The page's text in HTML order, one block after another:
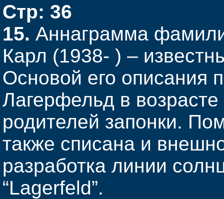
Стр: 36
15. Аннаграмма
Карл (1938- ) –
Основой его описания
Лагерфельд в
родителей запонки.
также списана и
разработка линии
“Lagerfeld”.